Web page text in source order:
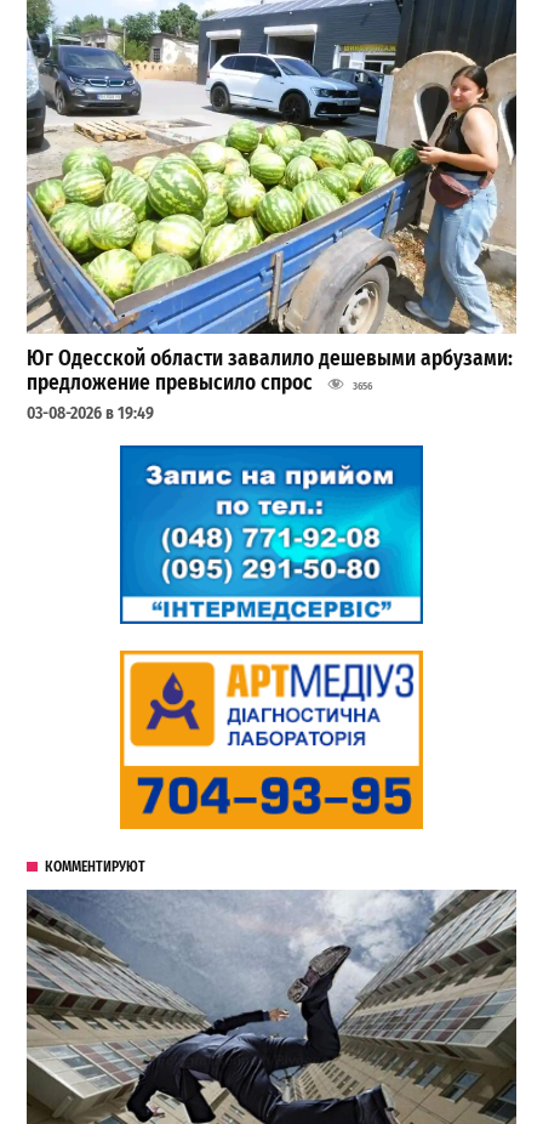
Юг Одесской области завалило дешевыми арбузами:
предложение превысило спрос
3656
03-08-2026 в 19:49
КОММЕНТИРУЮТ